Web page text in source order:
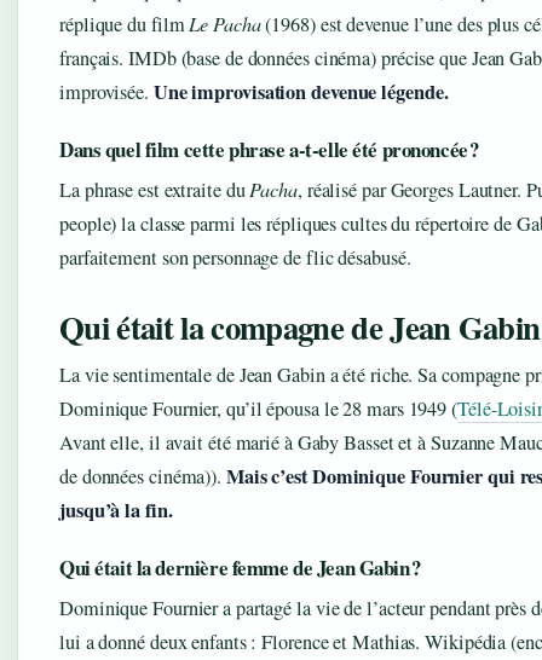
réplique du filmLe Pacha(1968) est devenue l’une des plus
français. IMDb (base de données cinéma) précise que Jean
improvisée. Une improvisation devenue légende.
Dans quel film cette phrase a-t-elle été prononcée ?
La phrase est extraite duPacha, réalisé par Georges Lautner.
people) la classe parmi les répliques cultes du répertoire de
parfaitement son personnage de flic désabusé.
Qui était la compagne de Jean
La vie sentimentale de Jean Gabin a été riche. Sa compagne
Dominique Fournier, qu’il épousa le 28 mars 1949 (Télé-
Avant elle, il avait été marié à Gaby Basset et à Suzanne
de données cinéma)). Mais c’est Dominique Fournier qui
jusqu’à la fin.
Qui était la dernière femme de Jean Gabin ?
Dominique Fournier a partagé la vie de l’acteur pendant près
lui a donné deux enfants : Florence et Mathias. Wikipédia